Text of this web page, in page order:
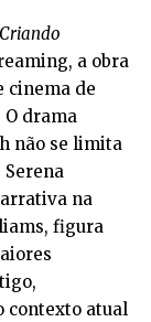
a obra
cinema de
drama
não se limita
na
figura
contexto atual